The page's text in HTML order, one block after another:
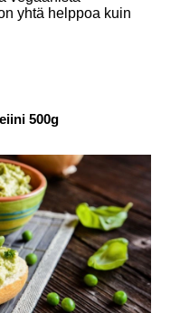
yhtä helppoa kuin
500g